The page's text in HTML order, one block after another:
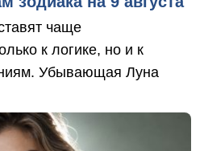
чаще
к логике, но и к
Убывающая Луна